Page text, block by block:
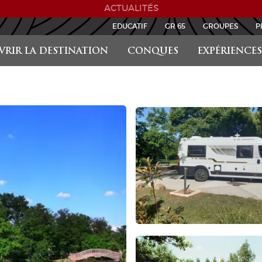
ACTUALITÉS
LA DESTINATION CONQUES EXPÉRIENCES
EDUCATIF GR 65 GROUPES